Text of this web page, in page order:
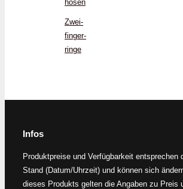
hosen
Zwei­
finger­
ringe
Infos
Produktpreise und Verfügbarkeit entsprechen
Stand (Datum/Uhrzeit) und können sich
dieses Produkts gelten die Angaben zu Preis